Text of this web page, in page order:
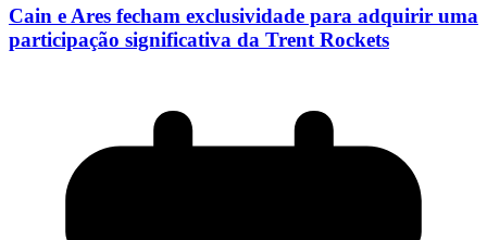
Cain e Ares fecham exclusividade para adquirir uma
participação significativa da Trent Rockets